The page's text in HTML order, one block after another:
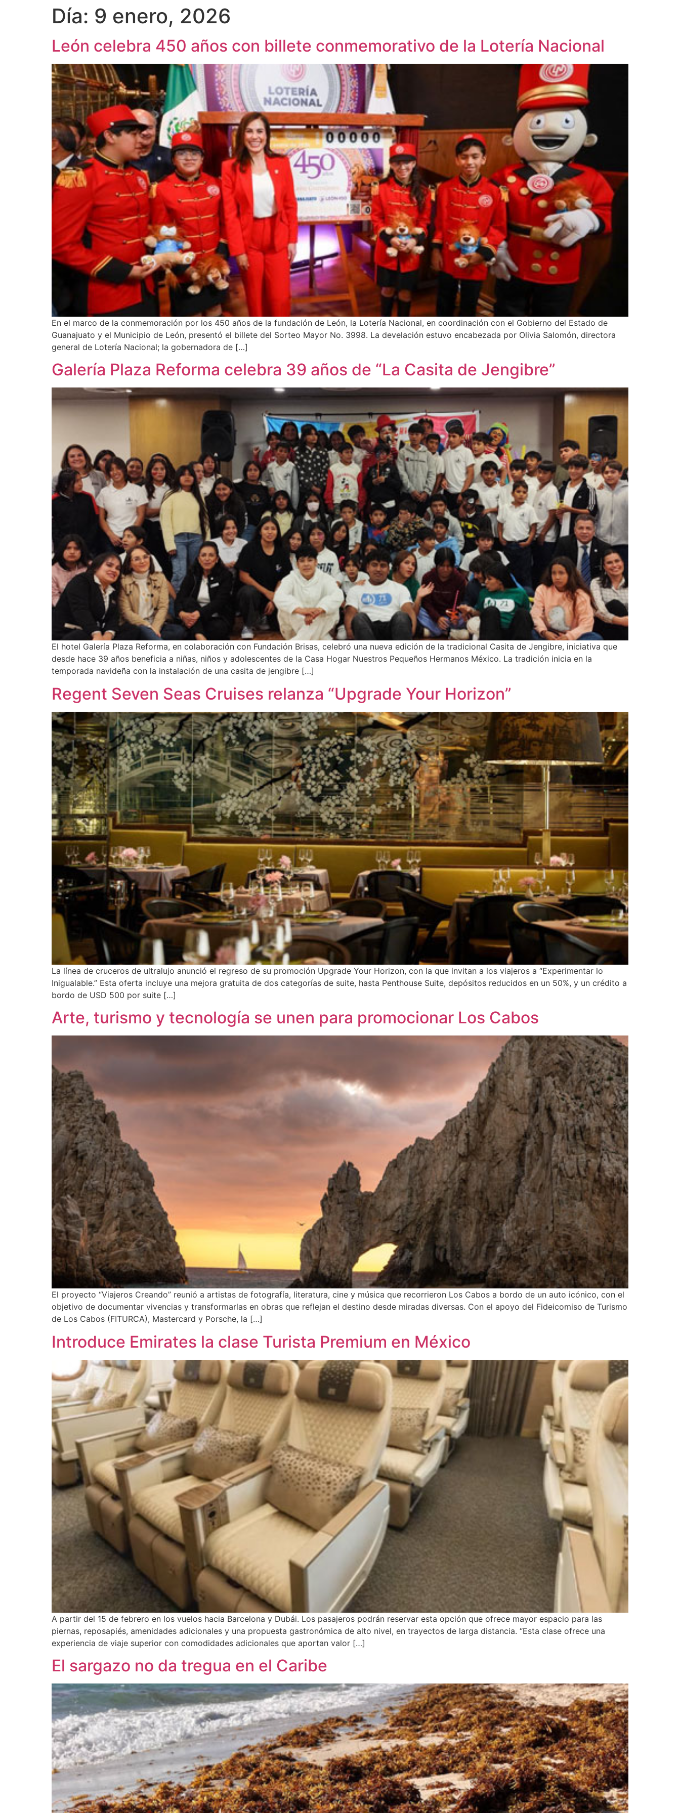
Día: 9 enero, 2026
León celebra 450 años con billete conmemorativo de la Lotería Nacional
En el marco de la conmemoración por los 450 años de la fundación de León, la Lotería Nacional, en coordinación con el Gobierno del Estado de
Guanajuato y el Municipio de León, presentó el billete del Sorteo Mayor No. 3998. La develación estuvo encabezada por Olivia Salomón, directora
general de Lotería Nacional; la gobernadora de […]
Galería Plaza Reforma celebra 39 años de “La Casita de Jengibre”
El hotel Galería Plaza Reforma, en colaboración con Fundación Brisas, celebró una nueva edición de la tradicional Casita de Jengibre, iniciativa que
desde hace 39 años beneficia a niñas, niños y adolescentes de la Casa Hogar Nuestros Pequeños Hermanos México. La tradición inicia en la
temporada navideña con la instalación de una casita de jengibre […]
Regent Seven Seas Cruises relanza “Upgrade Your Horizon”
La línea de cruceros de ultralujo anunció el regreso de su promoción Upgrade Your Horizon, con la que invitan a los viajeros a “Experimentar lo
Inigualable.” Esta oferta incluye una mejora gratuita de dos categorías de suite, hasta Penthouse Suite, depósitos reducidos en un 50%, y un crédito a
bordo de USD 500 por suite […]
Arte, turismo y tecnología se unen para promocionar Los Cabos
El proyecto “Viajeros Creando” reunió a artistas de fotografía, literatura, cine y música que recorrieron Los Cabos a bordo de un auto icónico, con el
objetivo de documentar vivencias y transformarlas en obras que reflejan el destino desde miradas diversas. Con el apoyo del Fideicomiso de Turismo
de Los Cabos (FITURCA), Mastercard y Porsche, la […]
Introduce Emirates la clase Turista Premium en México
A partir del 15 de febrero en los vuelos hacia Barcelona y Dubái. Los pasajeros podrán reservar esta opción que ofrece mayor espacio para las
piernas, reposapiés, amenidades adicionales y una propuesta gastronómica de alto nivel, en trayectos de larga distancia. “Esta clase ofrece una
experiencia de viaje superior con comodidades adicionales que aportan valor […]
El sargazo no da tregua en el Caribe